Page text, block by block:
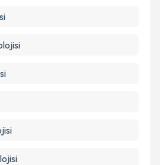
ve kişisel verilerimin belirtilen